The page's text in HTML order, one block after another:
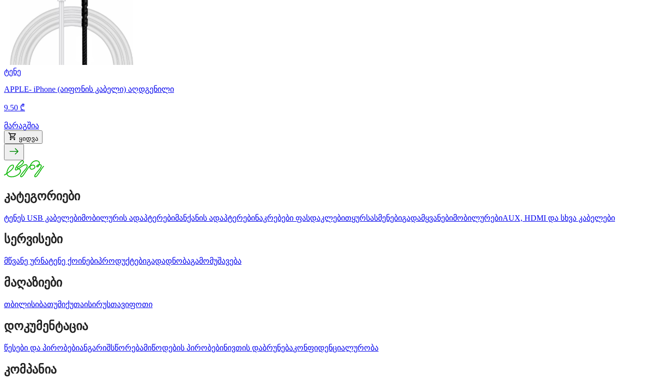
ტენე
APPLE- iPhone (აიფონის კაბელი) აღდგენილი
9.50 ₾
მარაგშია
ყიდვა
კატეგორიები
ტენეს USB კაბელებიმობილურის ადაპტერებიმანქანის ადაპტერებინაკრებები ფასდაკლებითყურსასმენებიგადამყვანებიმობილურებიAUX, HDMI და სხვა კაბელები
სერვისები
მწვანე ურნატენე ქოინებიპროდუქტებიგადადნობაგამომუშავება
მაღაზიები
თბილისიბათუმიქუთაისირუსთავიფოთი
დოკუმენტაცია
წესები და პირობებიანგარიშსწორებამიწოდების პირობებინივთის დაბრუნებაკონფიდენციალურობა
კომპანია